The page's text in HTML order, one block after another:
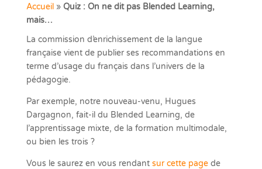
Accueil» Quiz : On ne dit pas Blended Learning,
mais…
La commission d’enrichissement de la langue
française vient de publier ses recommandations en
terme d’usage du français dans l’univers de la
pédagogie.
Par exemple, notre nouveau-venu, Hugues
Dargagnon, fait-il du Blended Learning, de
l’apprentissage mixte, de la formation multimodale,
ou bien les trois ?
Vous le saurez en vous rendant sur cette pagede